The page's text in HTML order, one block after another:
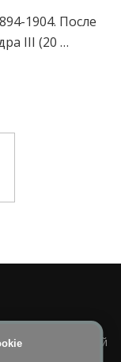
1904. После
III (20 …
материала
и индексируемой